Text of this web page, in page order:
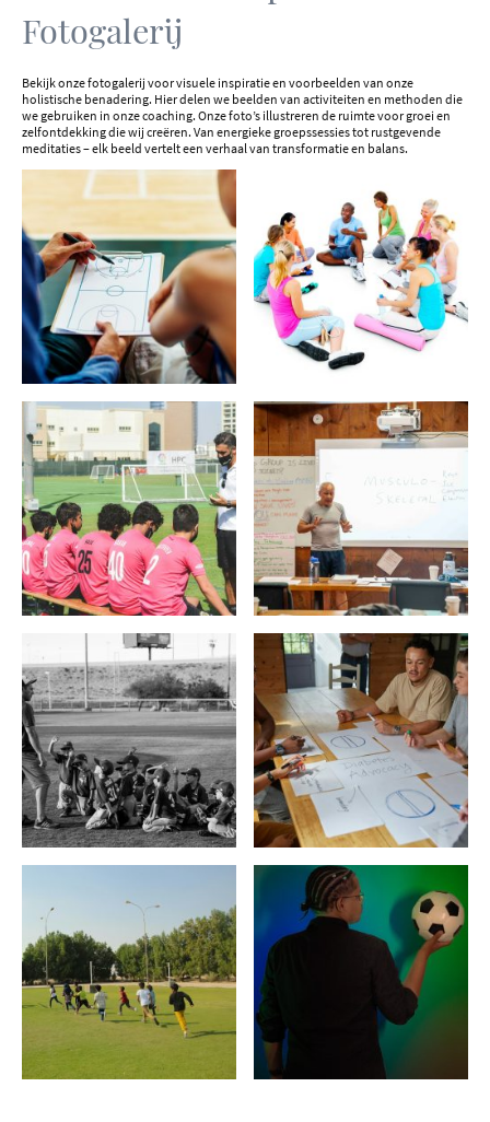
Fotogalerij
Bekijk onze fotogalerij voor visuele inspiratie en voorbeelden van onze
holistische benadering. Hier delen we beelden van activiteiten en methoden die
we gebruiken in onze coaching. Onze foto’s illustreren de ruimte voor groei en
zelfontdekking die wij creëren. Van energieke groepssessies tot rustgevende
meditaties – elk beeld vertelt een verhaal van transformatie en balans.